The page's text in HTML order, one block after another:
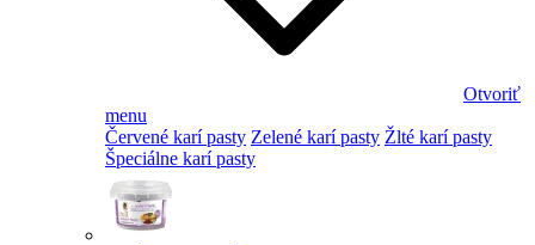
Otvoriť
menu
Červené karí pasty Zelené karí pasty Žlté karí pasty
Špeciálne karí pasty